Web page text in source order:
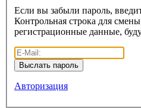
Если вы забыли пароль,
Контрольная строка для
регистрационные данные,
Авторизация